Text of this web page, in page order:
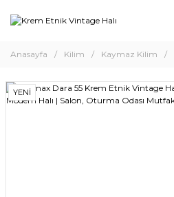
Anasayfa Kilim Kaymaz Kilim
YENİ